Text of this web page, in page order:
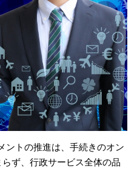
トの推進は、手続きのオン
ず、行政サービス全体の品